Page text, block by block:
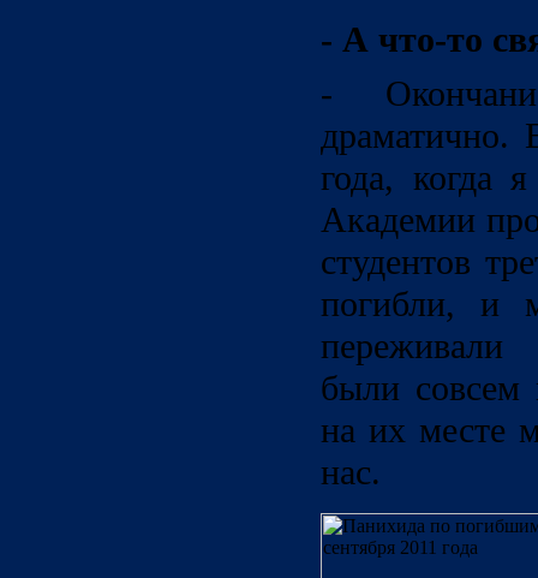
- А что-то
-
драматично.
года, когда
Академии
студентов
погибли, и
были
на их месте
нас.